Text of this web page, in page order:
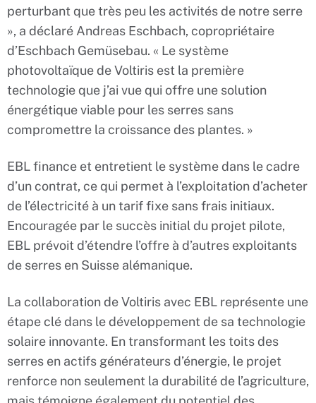
perturbant que très peu les activités de notre serre
», a déclaré Andreas Eschbach, copropriétaire
d’Eschbach Gemüsebau. « Le système
photovoltaïque de Voltiris est la première
technologie que j’ai vue qui offre une solution
énergétique viable pour les serres sans
compromettre la croissance des plantes. »
EBL finance et entretient le système dans le cadre
d’un contrat, ce qui permet à l’exploitation d’acheter
de l’électricité à un tarif fixe sans frais initiaux.
Encouragée par le succès initial du projet pilote,
EBL prévoit d’étendre l’offre à d’autres exploitants
de serres en Suisse alémanique.
La collaboration de Voltiris avec EBL représente une
étape clé dans le développement de sa technologie
solaire innovante. En transformant les toits des
serres en actifs générateurs d’énergie, le projet
renforce non seulement la durabilité de l’agriculture,